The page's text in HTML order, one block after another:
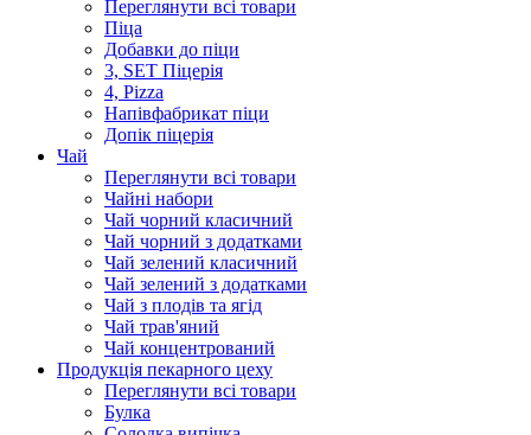
Переглянути всі товари
Піца
Добавки до піци
3, SET Піцерія
4, Pizza
Напівфабрикат піци
Допік піцерія
Чай
Переглянути всі товари
Чайні набори
Чай чорний класичний
Чай чорний з додатками
Чай зелений класичний
Чай зелений з додатками
Чай з плодів та ягід
Чай трав'яний
Чай концентрований
Продукцiя пекарного цеху
Переглянути всі товари
Булка